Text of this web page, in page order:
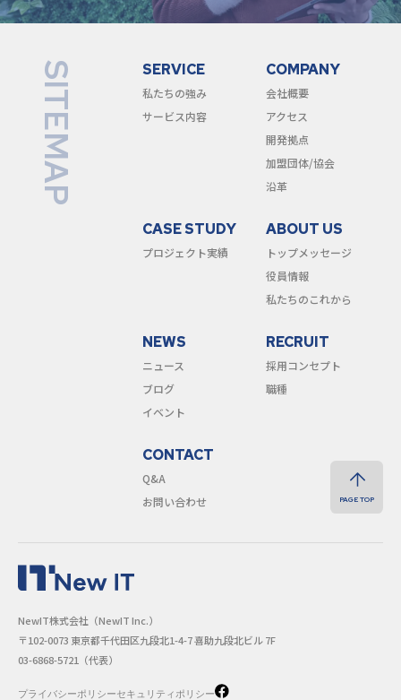
SITEMAP SERVICE
私たちの強み
サービス内容
COMPANY
会社概要
アクセス
開発拠点
加盟団体/協会
沿革
CASE STUDY
プロジェクト実績
ABOUT US
トップメッセージ
役員情報
私たちのこれから
NEWS
ニュース
ブログ
イベント
RECRUIT
採用コンセプト
職種
CONTACT
Q&A
お問い合わせ
PAGE TOP
NewIT株式会社（NewIT Inc.）
〒102-0073 東京都千代⽥区九段北1-4-7 喜助九段北ビル 7F
03-6868-5721 （代表）
プライバシーポリシーセキュリティポリシー